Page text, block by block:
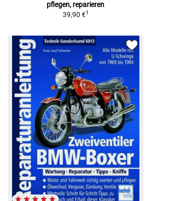
pflegen, reparieren
39,90 €1